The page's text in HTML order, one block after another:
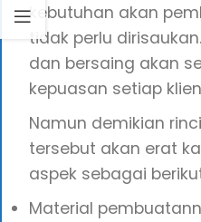
kebutuhan akan
tidak perlu
dan bersaing akan
kepuasan setiap
Namun demikian
tersebut akan erat
aspek sebagai
Material